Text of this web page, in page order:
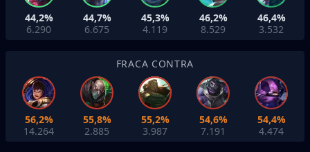
44,2%
6.290
44,7%
6.675
45,3%
4.119
46,2%
8.529
46,4%
3.532
FRACA CONTRA
56,2%
14.264
55,8%
2.885
55,2%
3.987
54,6%
7.191
54,4%
4.474